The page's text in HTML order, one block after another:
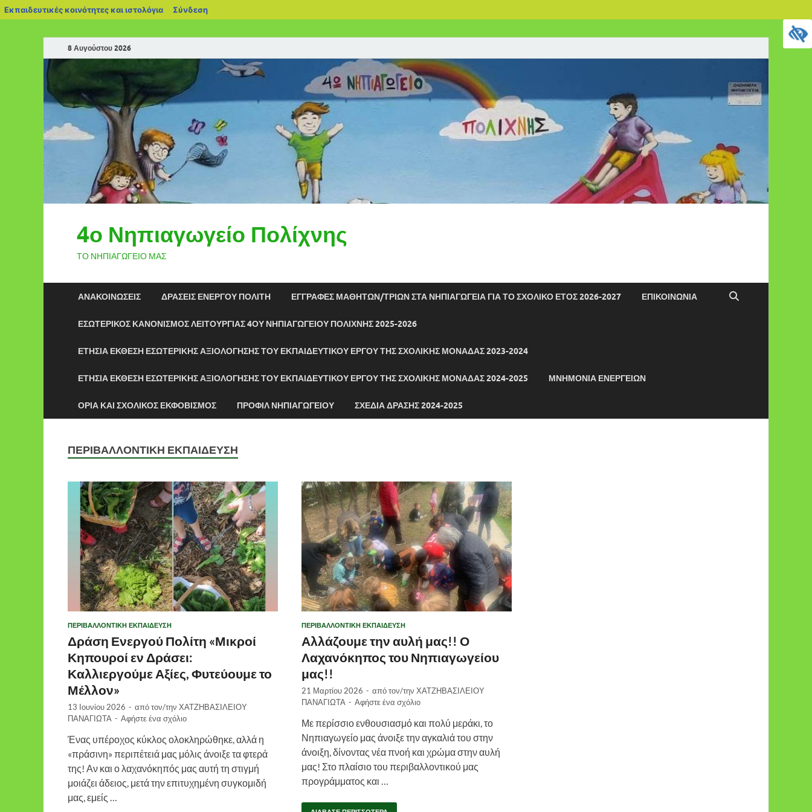
Εκπαιδευτικές κοινότητες και ιστολόγια Σύνδεση
8 Αυγούστου 2026
4ο Νηπιαγωγείο Πολίχνης
ΤΟ ΝΗΠΙΑΓΩΓΕΙΟ ΜΑΣ
ΑΝΑΚΟΙΝΏΣΕΙΣ ΔΡΆΣΕΙΣ ΕΝΕΡΓΟΎ ΠΟΛΊΤΗ ΕΓΓΡΑΦΈΣ ΜΑΘΗΤΏΝ/ΤΡΙΏΝ ΣΤΑ ΝΗΠΙΑΓΩΓΕΊΑ ΓΙΑ ΤΟ ΣΧΟΛΙΚΌ ΈΤΟΣ 2026-2027 ΕΠΙΚΟΙΝΩΝΊΑ
ΕΣΩΤΕΡΙΚΌΣ ΚΑΝΟΝΙΣΜΌΣ ΛΕΙΤΟΥΡΓΊΑΣ 4ΟΥ ΝΗΠΙΑΓΩΓΕΊΟΥ ΠΟΛΊΧΝΗΣ 2025-2026
ΕΤΉΣΙΑ ΈΚΘΕΣΗ ΕΣΩΤΕΡΙΚΉΣ ΑΞΙΟΛΌΓΗΣΗΣ ΤΟΥ ΕΚΠΑΙΔΕΥΤΙΚΟΎ ΈΡΓΟΥ ΤΗΣ ΣΧΟΛΙΚΉΣ ΜΟΝΆΔΑΣ 2023-2024
ΈΤΗΣΙΑ ΈΚΘΕΣΗ ΕΣΩΤΕΡΙΚΉΣ ΑΞΙΟΛΌΓΗΣΗΣ ΤΟΥ ΕΚΠΑΙΔΕΥΤΙΚΟΎ ΈΡΓΟΥ ΤΗΣ ΣΧΟΛΙΚΉΣ ΜΟΝΆΔΑΣ 2024-2025 ΜΝΗΜΌΝΙΑ ΕΝΕΡΓΕΊΩΝ
ΌΡΙΑ ΚΑΙ ΣΧΟΛΙΚΌΣ ΕΚΦΟΒΙΣΜΌΣ ΠΡΟΦΊΛ ΝΗΠΙΑΓΩΓΕΊΟΥ ΣΧΈΔΙΑ ΔΡΆΣΗΣ 2024-2025
ΠΕΡΙΒΑΛΛΟΝΤΙΚΉ ΕΚΠΑΊΔΕΥΣΗ
ΠΕΡΙΒΑΛΛΟΝΤΙΚΉ ΕΚΠΑΊΔΕΥΣΗ
Δράση Ενεργού Πολίτη «Μικροί
Κηπουροί εν Δράσει:
Καλλιεργούμε Αξίες, Φυτεύουμε το
Μέλλον»
13 Ιουνίου 2026 - από τον/την ΧΑΤΖΗΒΑΣΙΛΕΙΟΥ
ΠΑΝΑΓΙΩΤΑ - Αφήστε ένα σχόλιο
Ένας υπέροχος κύκλος ολοκληρώθηκε, αλλά η
«πράσινη» περιπέτειά μας μόλις άνοιξε τα φτερά
της! Αν και ο λαχανόκηπός μας αυτή τη στιγμή
μοιάζει άδειος, μετά την επιτυχημένη συγκομιδή
μας, εμείς …
ΠΕΡΙΒΑΛΛΟΝΤΙΚΉ ΕΚΠΑΊΔΕΥΣΗ
Αλλάζουμε την αυλή μας!! Ο
Λαχανόκηπος του Νηπιαγωγείου
μας!!
21 Μαρτίου 2026 - από τον/την ΧΑΤΖΗΒΑΣΙΛΕΙΟΥ
ΠΑΝΑΓΙΩΤΑ - Αφήστε ένα σχόλιο
Με περίσσιο ενθουσιασμό και πολύ μεράκι, το
Νηπιαγωγείο μας άνοιξε την αγκαλιά του στην
άνοιξη, δίνοντας νέα πνοή και χρώμα στην αυλή
μας! Στο πλαίσιο του περιβαλλοντικού μας
προγράμματος και …